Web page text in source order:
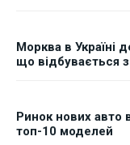
Морква в Україні
що відбувається
Ринок нових авто
топ-10 моделей